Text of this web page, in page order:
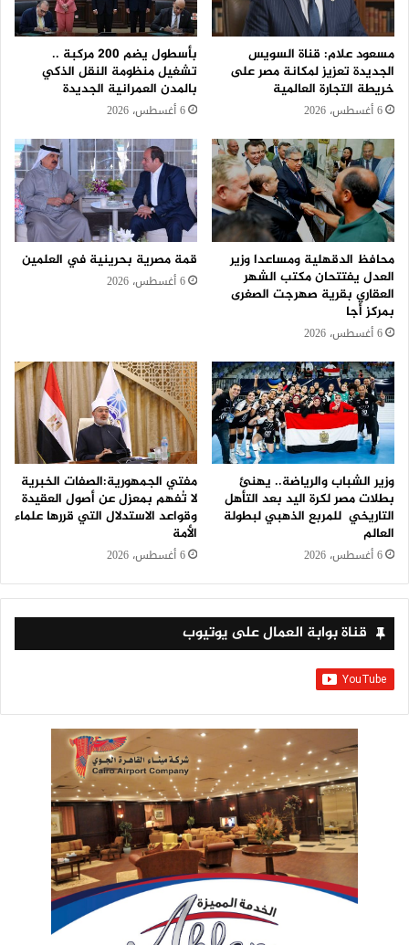
مسعود علام: قناة السويس
الجديدة تعزيز لمكانة مصر على
خريطة التجارة العالمية
6 أغسطس، 2026
بأسطول يضم 200 مركبة ..
تشغيل منظومة النقل الذكي
بالمدن العمرانية الجديدة
6 أغسطس، 2026
محافظ الدقهلية ومساعدا وزير
العدل يفتتحان مكتب الشهر
العقاري بقرية صهرجت الصغرى
بمركز أجا
6 أغسطس، 2026
قمة مصرية بحرينية في العلمين
6 أغسطس، 2026
وزير الشباب والرياضة.. يهنئ
بطلات مصر لكرة اليد بعد التأهل
التاريخي للمربع الذهبي لبطولة
العالم
6 أغسطس، 2026
مفتي الجمهورية:الصفات الخبرية
لا تُفهم بمعزل عن أصول العقيدة
وقواعد الاستدلال التي قررها علماء
الأمة
6 أغسطس، 2026
قناة بوابة العمال على يوتيوب